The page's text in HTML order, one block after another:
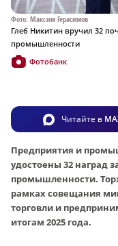
Фото: Максим Герасимов
Глеб Никитин вручил 32
промышленности
Фотобанк
Читайте в
Предприятия и
удостоены 32 наград
промышленности.
рамках совещания
торговли и
итогам 2025 года.